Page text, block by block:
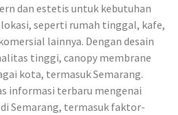
dan estetis untuk kebutuhan
seperti rumah tinggal, kafe,
lainnya. Dengan desain
tinggi, canopy membrane
kota, termasuk Semarang.
informasi terbaru mengenai
Semarang, termasuk faktor-